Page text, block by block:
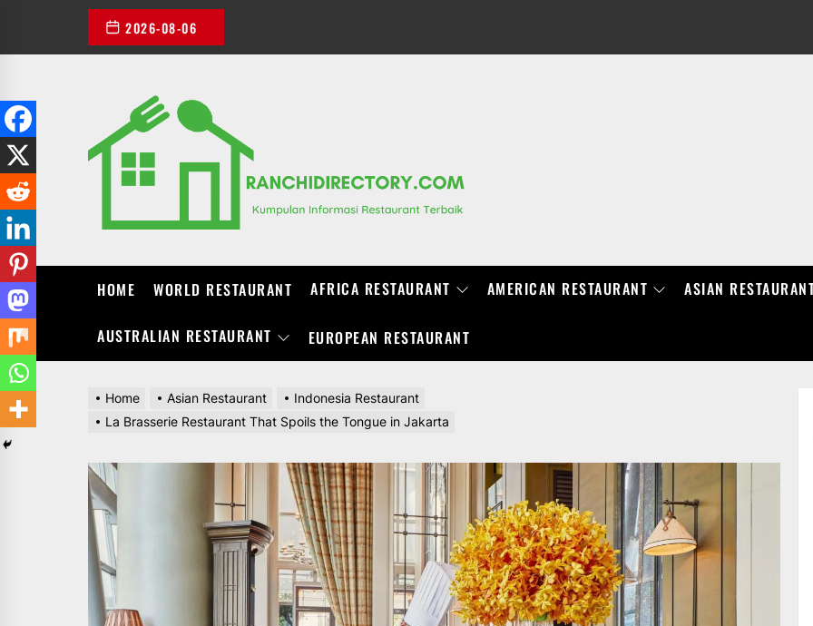
the
2026-08-06
HOME WORLD RESTAURANT AFRICA RESTAURANT AMERICAN RESTAURANT ASIAN
AUSTRALIAN RESTAURANT EUROPEAN RESTAURANT
Home Asian Restaurant
Indonesia Restaurant
La Brasserie Restaurant That Spoils the Tongue in Jakarta